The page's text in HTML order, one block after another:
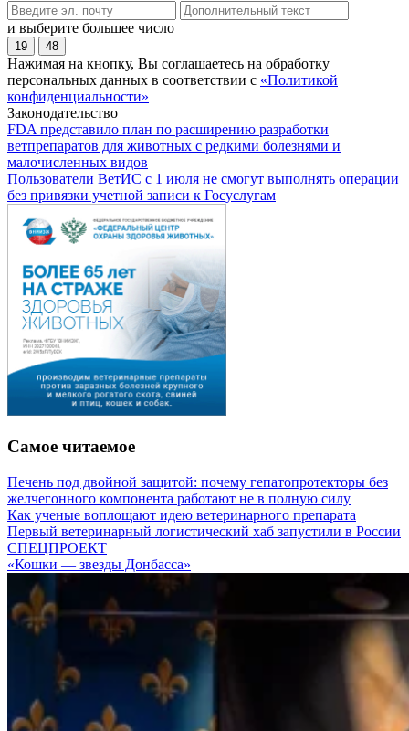
и выберите большее число
19 48
Нажимая на кнопку, Вы соглашаетесь на обработку
персональных данных в соответствии с «Политикой
конфиденциальности»
Законодательство
FDA представило план по расширению разработки
ветпрепаратов для животных с редкими болезнями и
малочисленных видов
Пользователи ВетИС с 1 июля не смогут выполнять операции
без привязки учетной записи к Госуслугам
Самое читаемое
Печень под двойной защитой: почему гепатопротекторы без
желчегонного компонента работают не в полную силу
Как ученые воплощают идею ветеринарного препарата
Первый ветеринарный логистический хаб запустили в России
СПЕЦПРОЕКТ
«Кошки — звезды Донбасса»